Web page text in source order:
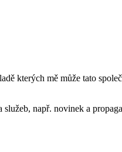
kterých mě může tato
např. novinek a